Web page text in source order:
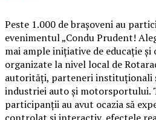
Peste 1.000 de brașoveni au
evenimentul „Condu Prudent!
mai ample inițiative de educație
organizate la nivel local de
autorități, parteneri instituționali
industriei auto și motorsportului.
participanții au avut ocazia să